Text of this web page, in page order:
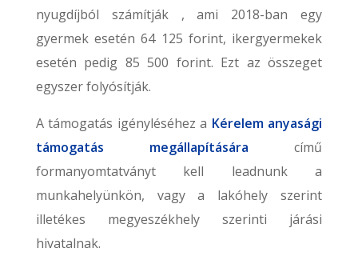
nyugdíjból számítják , ami 2018-ban egy
gyermek esetén 64 125 forint, ikergyermekek
esetén pedig 85 500 forint. Ezt az összeget
egyszer folyósítják.
A támogatás igényléséhez a Kérelem anyasági
támogatás megállapítására című
formanyomtatványt kell leadnunk a
munkahelyünkön, vagy a lakóhely szerint
illetékes megyeszékhely szerinti járási
hivatalnak.